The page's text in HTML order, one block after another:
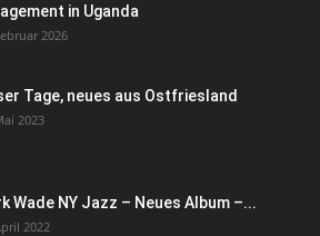
in Uganda
2026
Tage, neues aus Ostfriesland
2023
Wade NY Jazz – Neues Album –...
2022